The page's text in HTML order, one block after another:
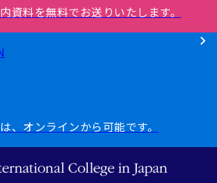
資料を無料でお送りいたします。
、オンラインから可能です。